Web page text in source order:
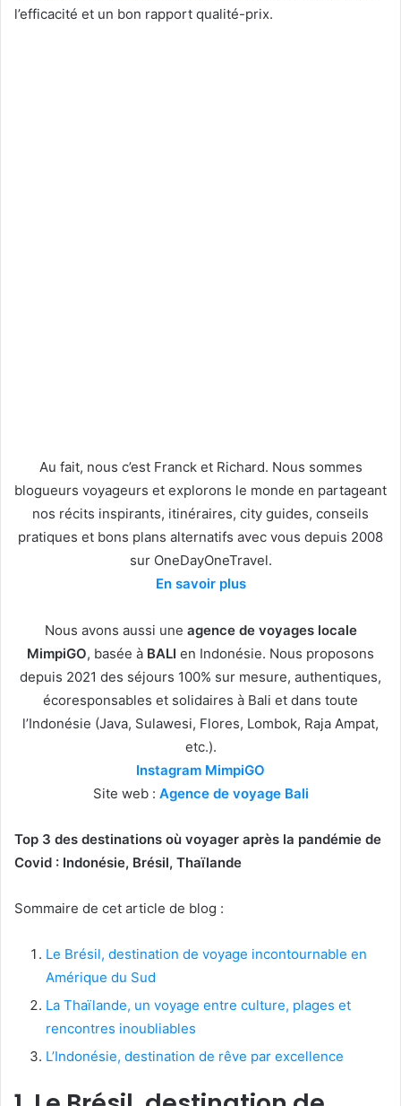
l’efficacité et un bon rapport qualité-prix.
Au fait, nous c’est Franck et Richard. Nous sommes
blogueurs voyageurs et explorons le monde en partageant
nos récits inspirants, itinéraires, city guides, conseils
pratiques et bons plans alternatifs avec vous depuis 2008
sur OneDayOneTravel.
En savoir plus
Nous avons aussi une agence de voyages locale
MimpiGO, basée à BALI en Indonésie. Nous proposons
depuis 2021 des séjours 100% sur mesure, authentiques,
écoresponsables et solidaires à Bali et dans toute
l’Indonésie (Java, Sulawesi, Flores, Lombok, Raja Ampat,
etc.).
Instagram MimpiGO
Site web : Agence de voyage Bali
Top 3 des destinations où voyager après la pandémie de
Covid : Indonésie, Brésil, Thaïlande
Sommaire de cet article de blog :
Le Brésil, destination de voyage incontournable en
Amérique du Sud
La Thaïlande, un voyage entre culture, plages et
rencontres inoubliables
L’Indonésie, destination de rêve par excellence